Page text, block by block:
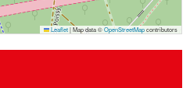
Leaflet|Map data ©OpenStreetMapcontributors